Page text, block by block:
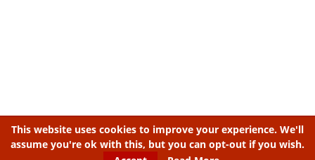
This website uses cookies to improve your experience. We'll
assume you're ok with this, but you can opt-out if you wish.